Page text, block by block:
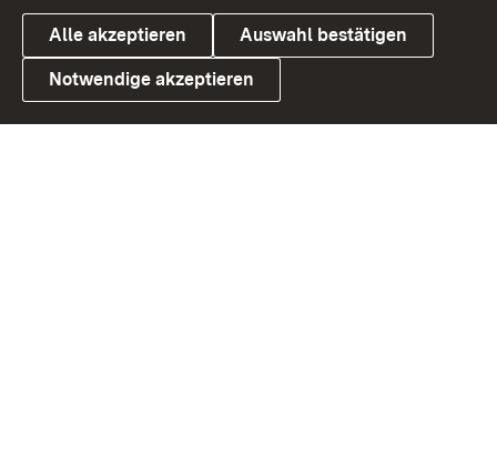
Link zum Landesportal
Alle akzeptieren Auswahl bestätigen
Notwendige akzeptieren